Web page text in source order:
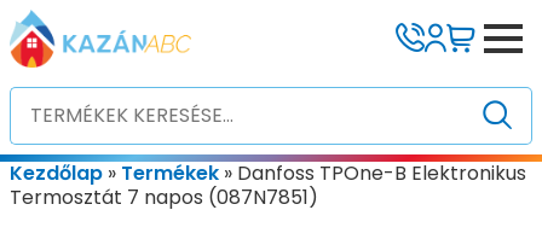
Kezdőlap » Termékek » Danfoss TPOne-B Elektronikus
Termosztát 7 napos (087N7851)